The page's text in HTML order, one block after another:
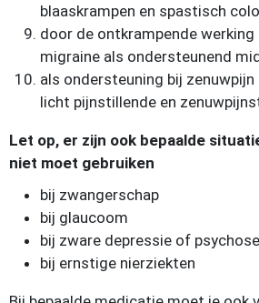
blaaskrampen en spastisch
door de ontkrampende
migraine als ondersteunend
als ondersteuning bij
licht pijnstillende en
Let op, er zijn ook bepaalde
niet moet gebruiken
bij zwangerschap
bij glaucoom
bij zware depressie of psychose
bij ernstige nierziekten